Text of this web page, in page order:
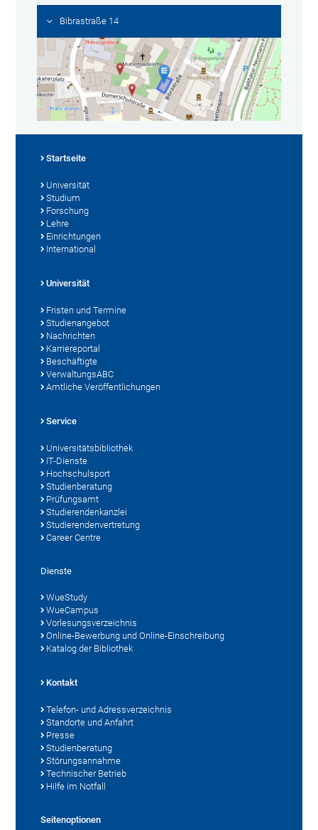
Bibrastraße 14
Startseite
Universität
Studium
Forschung
Lehre
Einrichtungen
International
Universität
Fristen und Termine
Studienangebot
Nachrichten
Karriereportal
Beschäftigte
VerwaltungsABC
Amtliche Veröffentlichungen
Service
Universitätsbibliothek
IT-Dienste
Hochschulsport
Studienberatung
Prüfungsamt
Studierendenkanzlei
Studierendenvertretung
Career Centre
Dienste
WueStudy
WueCampus
Vorlesungsverzeichnis
Online-Bewerbung und Online-Einschreibung
Katalog der Bibliothek
Kontakt
Telefon- und Adressverzeichnis
Standorte und Anfahrt
Presse
Studienberatung
Störungsannahme
Technischer Betrieb
Hilfe im Notfall
Seitenoptionen